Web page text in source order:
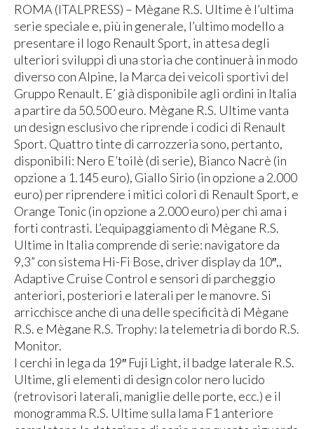
ROMA (ITALPRESS) – Mègane R.S. Ultime è l’ultima
serie speciale e, più in generale, l’ultimo modello a
presentare il logo Renault Sport, in attesa degli
ulteriori sviluppi di una storia che continuerà in modo
diverso con Alpine, la Marca dei veicoli sportivi del
Gruppo Renault. E’ già disponibile agli ordini in Italia
a partire da 50.500 euro. Mègane R.S. Ultime vanta
un design esclusivo che riprende i codici di Renault
Sport. Quattro tinte di carrozzeria sono, pertanto,
disponibili: Nero E’toilè (di serie), Bianco Nacrè (in
opzione a 1.145 euro), Giallo Sirio (in opzione a 2.000
euro) per riprendere i mitici colori di Renault Sport, e
Orange Tonic (in opzione a 2.000 euro) per chi ama i
forti contrasti. L’equipaggiamento di Mègane R.S.
Ultime in Italia comprende di serie: navigatore da
9,3” con sistema Hi-Fi Bose, driver display da 10″,,
Adaptive Cruise Control e sensori di parcheggio
anteriori, posteriori e laterali per le manovre. Si
arricchisce anche di una delle specificità di Mègane
R.S. e Mègane R.S. Trophy: la telemetria di bordo R.S.
Monitor.
I cerchi in lega da 19″ Fuji Light, il badge laterale R.S.
Ultime, gli elementi di design color nero lucido
(retrovisori laterali, maniglie delle porte, ecc.) e il
monogramma R.S. Ultime sulla lama F1 anteriore